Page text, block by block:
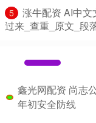
5
涨牛配资 AI中
过来_查重_原文_段
鑫光网配资 尚志
年初安全防线